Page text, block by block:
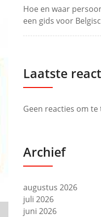
Hoe en waar
een gids voor
Laatste
Geen reacties om te
Archief
augustus 2026
juli 2026
juni 2026